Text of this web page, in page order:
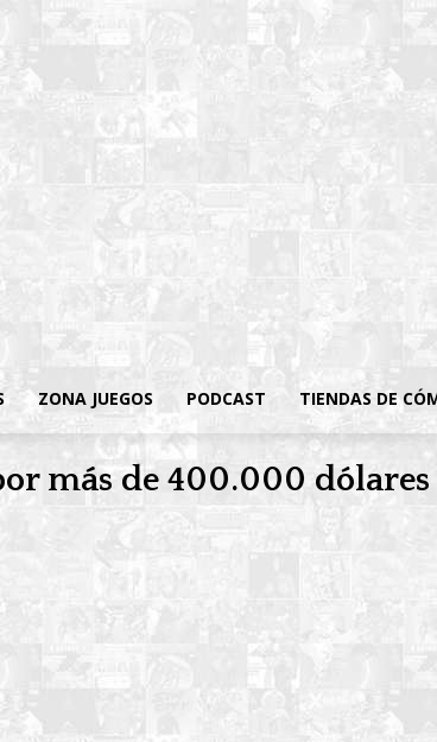
ZONA JUEGOS PODCAST TIENDAS DE
más de 400.000 dólares